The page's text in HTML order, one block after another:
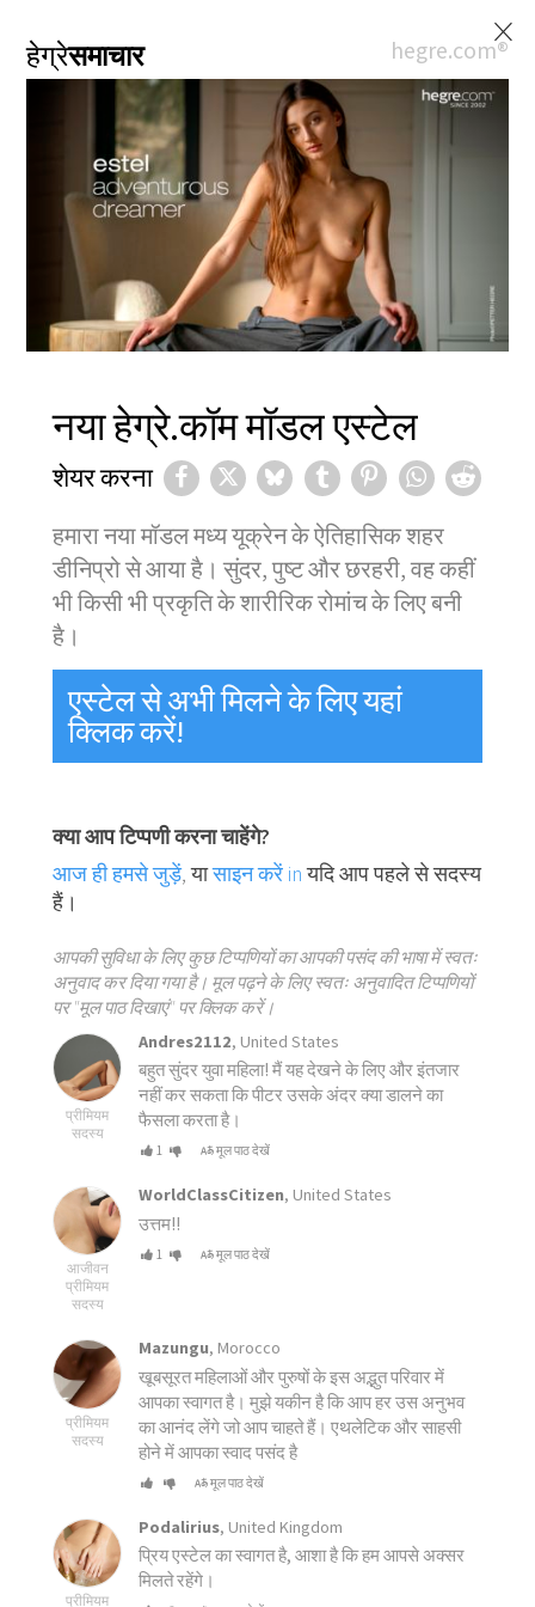
×
हेग्रेसमाचार hegre.com®
नया हेग्रे.कॉम मॉडल एस्टेल
शेयर करना
हमारा नया मॉडल मध्य यूक्रेन के ऐतिहासिक शहर
डीनिप्रो से आया है। सुंदर, पुष्ट और छरहरी, वह कहीं
भी किसी भी प्रकृति के शारीरिक रोमांच के लिए बनी
है।
एस्टेल से अभी मिलने के लिए यहां
क्लिक करें!
क्या आप टिप्पणी करना चाहेंगे?
आज ही हमसे जुड़ें, यासाइन करें inयदि आप पहले से सदस्य
हैं।
आपकी सुविधा के लिए कुछ टिप्पणियों का आपकी पसंद की भाषा में स्वतः
अनुवाद कर दिया गया है। मूल पढ़ने के लिए स्वतः अनुवादित टिप्पणियों
पर "मूल पाठ दिखाएं" पर क्लिक करें।
प्रीमियम
सदस्य
Andres2112, United States
बहुत सुंदर युवा महिला! मैं यह देखने के लिए और इंतजार
नहीं कर सकता कि पीटर उसके अंदर क्या डालने का
फैसला करता है।
1 मूल पाठ देखें
आजीवन
प्रीमियम
सदस्य
WorldClassCitizen, United States
उत्तम!!
1 मूल पाठ देखें
प्रीमियम
सदस्य
Mazungu, Morocco
खूबसूरत महिलाओं और पुरुषों के इस अद्भुत परिवार में
आपका स्वागत है। मुझे यकीन है कि आप हर उस अनुभव
का आनंद लेंगे जो आप चाहते हैं। एथलेटिक और साहसी
होने में आपका स्वाद पसंद है
मूल पाठ देखें
प्रीमियम
Podalirius, United Kingdom
प्रिय एस्टेल का स्वागत है, आशा है कि हम आपसे अक्सर
मिलते रहेंगे।